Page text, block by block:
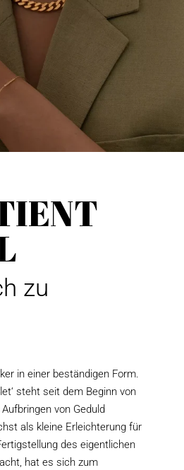
zu
in einer beständigen Form.
steht seit dem Beginn von
von Geduld
als kleine Erleichterung für
des eigentlichen
hat es sich zum